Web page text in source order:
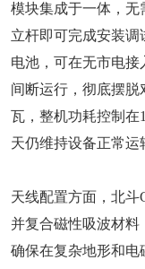
模块集成于一体，无
立杆即可完成安装调
电池，可在无市电接
间断运行，彻底摆脱
瓦，整机功耗控制在
天仍维持设备正常运
天线配置方面，北斗
并复合磁性吸波材料
确保在复杂地形和电